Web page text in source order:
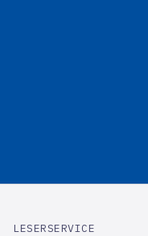
LESERSERVICE